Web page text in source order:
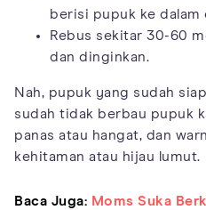
berisi pupuk ke dalam
Rebus sekitar 30-60
dan dinginkan.
Nah, pupuk yang sudah
sudah tidak berbau pupuk
panas atau hangat, dan
kehitaman atau hijau lumut.
Baca Juga: Moms Suka